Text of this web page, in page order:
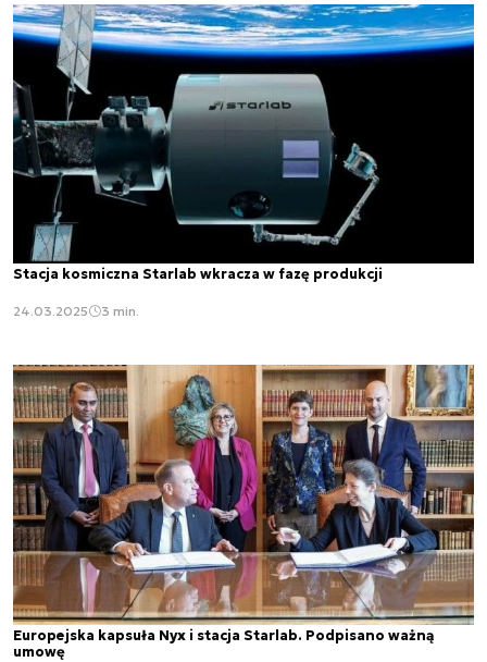
Stacja kosmiczna Starlab wkracza w fazę produkcji
24.03.2025 3 min.
Europejska kapsuła Nyx i stacja Starlab. Podpisano ważną
umowę